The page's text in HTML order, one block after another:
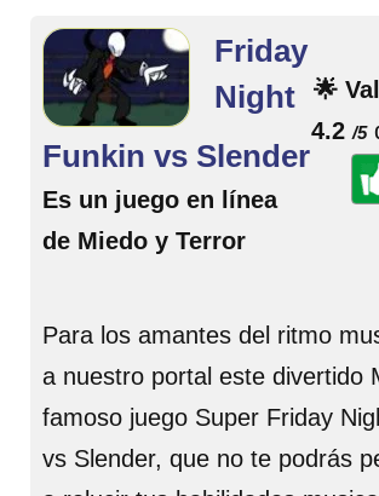
🌟
4.2 /5
Friday
Night
Funkin vs Slender
Es un juego en línea
de Miedo y Terror
Para los amantes del ritmo
a nuestro portal este divertido
famoso juego Super Friday
vs Slender, que no te podrás